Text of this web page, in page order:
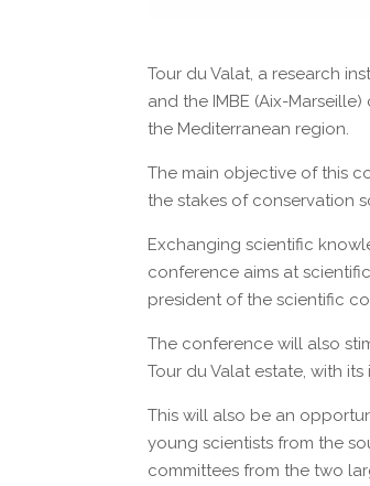
Tour du Valat, a research
and the IMBE (Aix-
the Mediterranean region.
The main objective of this
the stakes of conservation
Exchanging scientific
conference aims at
president of the scientific
The conference will also
Tour du Valat estate, with
This will also be an
young scientists from the
committees from the two